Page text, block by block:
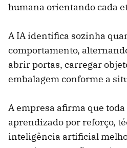
humana orientando cada
A IA identifica sozinha
comportamento,
abrir portas, carregar
embalagem conforme a
A empresa afirma que
aprendizado por reforço,
inteligência artificial